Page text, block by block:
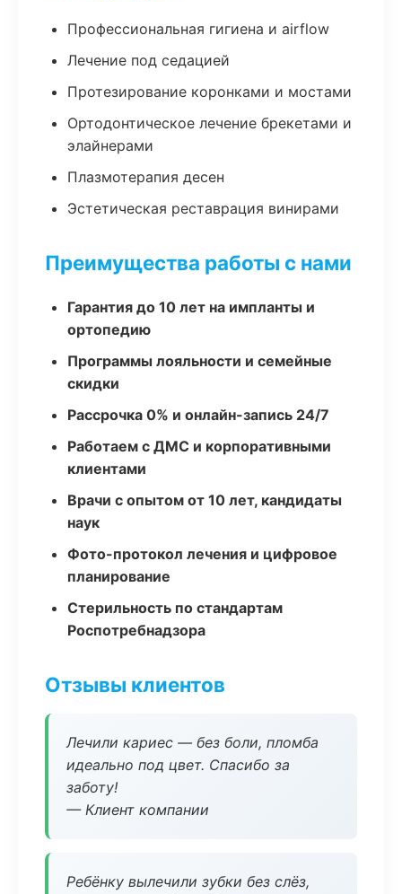
Профессиональная гигиена и airflow
Лечение под седацией
Протезирование коронками и мостами
Ортодонтическое лечение брекетами и
элайнерами
Плазмотерапия десен
Эстетическая реставрация винирами
Преимущества работы с нами
Гарантия до 10 лет на импланты и
ортопедию
Программы лояльности и семейные
скидки
Рассрочка 0% и онлайн-запись 24/7
Работаем с ДМС и корпоративными
клиентами
Врачи с опытом от 10 лет, кандидаты
наук
Фото-протокол лечения и цифровое
планирование
Стерильность по стандартам
Роспотребнадзора
Отзывы клиентов
Лечили кариес — без боли, пломба
идеально под цвет. Спасибо за
заботу!
— Клиент компании
Ребёнку вылечили зубки без слёз,